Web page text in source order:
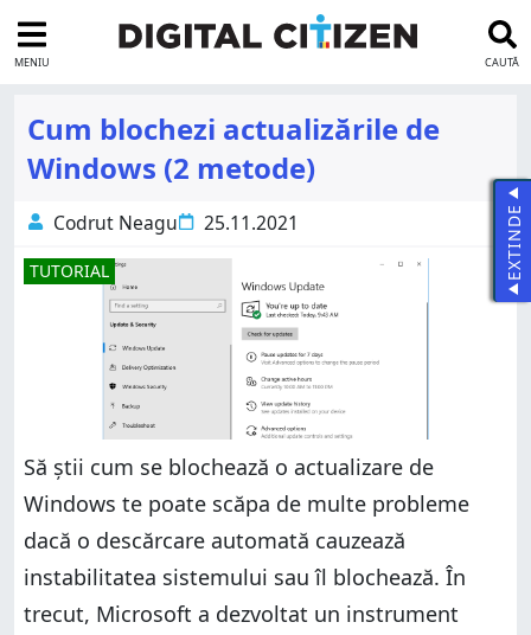
MENIU CAUTĂ
Cum blochezi actualizările de
Windows (2 metode)
Codrut Neagu 25.11.2021
TUTORIAL
Să știi cum se blochează o actualizare de
Windows te poate scăpa de multe probleme
dacă o descărcare automată cauzează
instabilitatea sistemului sau îl blochează. În
trecut, Microsoft a dezvoltat un instrument
EXTINDE